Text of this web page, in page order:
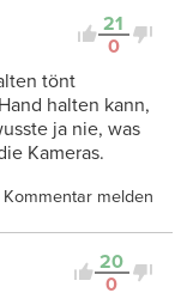
21
0
tönt
halten kann,
ja nie, was
Kameras.
Kommentar melden
20
0